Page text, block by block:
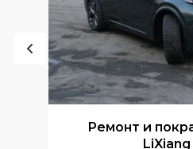
Ремонт и
LiXiang